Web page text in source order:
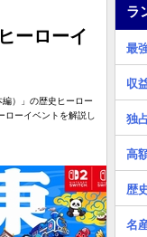
ーローイ
）」の歴史ヒーロー
ローイベントを解説し
ラ
最
収
独
高
歴
名